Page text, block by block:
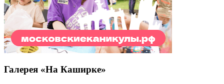
Галерея «На Каширке»